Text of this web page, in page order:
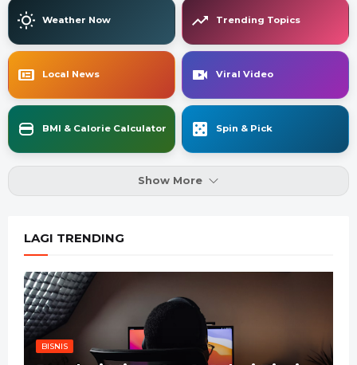
Weather Now Trending Topics
Local News Viral Video
BMI & Calorie Calculator Spin & Pick
Show More
LAGI TRENDING
BISNIS